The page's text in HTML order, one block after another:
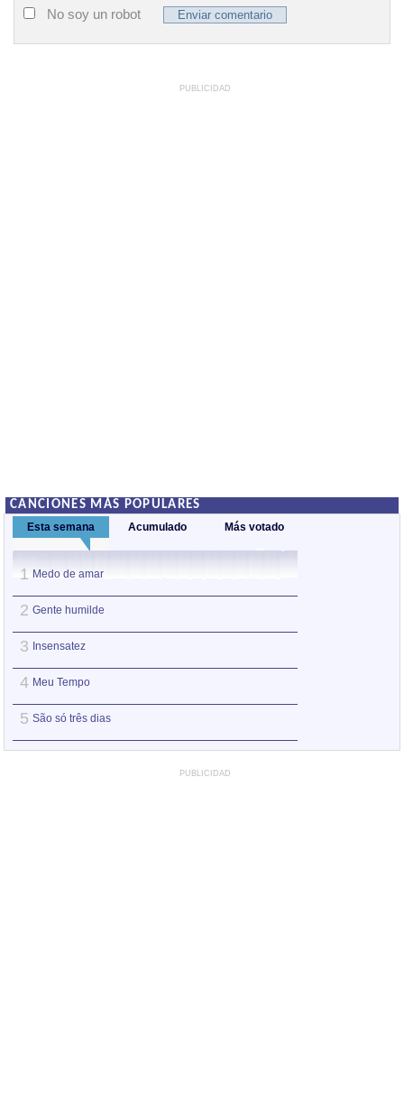
No soy un robot
PUBLICIDAD
CANCIONES MÁS POPULARES
Esta semana Acumulado Más votado
1 Medo de amar
2 Gente humilde
3 Insensatez
4 Meu Tempo
5 São só três dias
PUBLICIDAD